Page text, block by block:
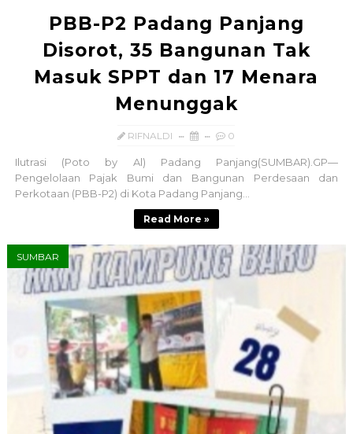
PBB-P2 Padang Panjang
Disorot, 35 Bangunan Tak
Masuk SPPT dan 17 Menara
Menunggak
RIFNALDI 0
Ilutrasi (Poto by Al) Padang Panjang(SUMBAR).GP—
Pengelolaan Pajak Bumi dan Bangunan Perdesaan dan
Perkotaan (PBB-P2) di Kota Padang Panjang...
Read More »
SUMBAR